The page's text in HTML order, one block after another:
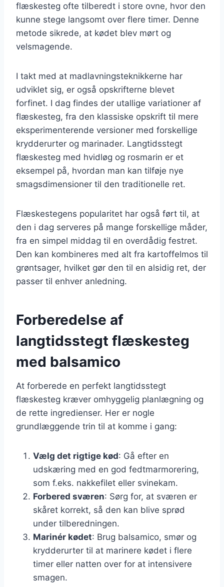
flæskesteg ofte tilberedt i store ovne, hvor den
kunne stege langsomt over flere timer. Denne
metode sikrede, at kødet blev mørt og
velsmagende.
I takt med at madlavningsteknikkerne har
udviklet sig, er også opskrifterne blevet
forfinet. I dag findes der utallige variationer af
flæskesteg, fra den klassiske opskrift til mere
eksperimenterende versioner med forskellige
krydderurter og marinader. Langtidsstegt
flæskesteg med hvidløg og rosmarin er et
eksempel på, hvordan man kan tilføje nye
smagsdimensioner til den traditionelle ret.
Flæskestegens popularitet har også ført til, at
den i dag serveres på mange forskellige måder,
fra en simpel middag til en overdådig festret.
Den kan kombineres med alt fra kartoffelmos til
grøntsager, hvilket gør den til en alsidig ret, der
passer til enhver anledning.
Forberedelse af
langtidsstegt flæskesteg
med balsamico
At forberede en perfekt langtidsstegt
flæskesteg kræver omhyggelig planlægning og
de rette ingredienser. Her er nogle
grundlæggende trin til at komme i gang:
Vælg det rigtige kød: Gå efter en
udskæring med en god fedtmarmorering,
som f.eks. nakkefilet eller svinekam.
Forbered sværen: Sørg for, at sværen er
skåret korrekt, så den kan blive sprød
under tilberedningen.
Marinér kødet: Brug balsamico, smør og
krydderurter til at marinere kødet i flere
timer eller natten over for at intensivere
smagen.